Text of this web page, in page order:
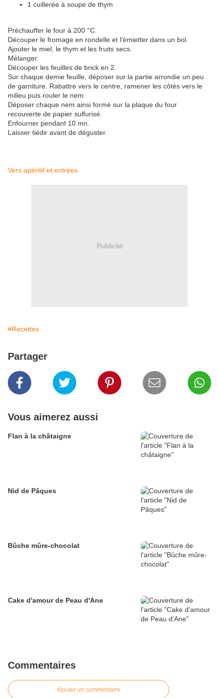
1 cuillerée à soupe de thym
Préchauffer le four à 200 °C.
Découper le fromage en rondelle et l'émietter dans un bol.
Ajouter le miel, le thym et les fruits secs.
Mélanger.
Découper les feuilles de brick en 2.
Sur chaque demie feuille, déposer sur la partie arrondie un peu
de garniture. Rabattre vers le centre, ramener les côtés vers le
milieu puis rouler le nem.
Déposer chaque nem ainsi formé sur la plaque du four
recouverte de papier sulfurisé.
Enfourner pendant 10 mn.
Laisser tiédir avant de déguster.
Vers apéritif et entrées
Publicité
#Recettes
Partager
Vous aimerez aussi
Flan à la châtaigne
Nid de Pâques
Bûche mûre-chocolat
Cake d'amour de Peau d'Ane
Commentaires
Ajouter un commentaire